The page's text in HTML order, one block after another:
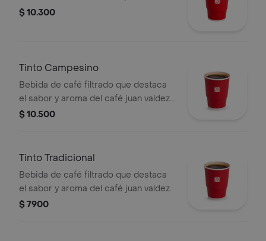
$ 10.300
Tinto Campesino
Bebida de café filtrado que destaca
el sabor y aroma del café juan valdez,
endulzada con panela, clavos y canela.
$ 10.500
Tinto Tradicional
Bebida de café filtrado que destaca
el sabor y aroma del café juan valdez.
$ 7900